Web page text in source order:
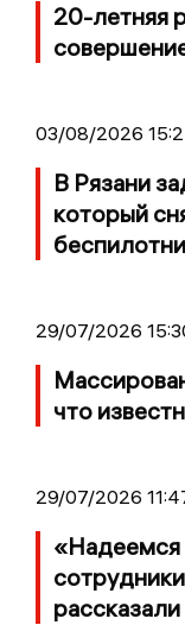
20-летняя
03/08/2026
В Рязани
который
29/07/2026
что
29/07/2026
«Надеемся